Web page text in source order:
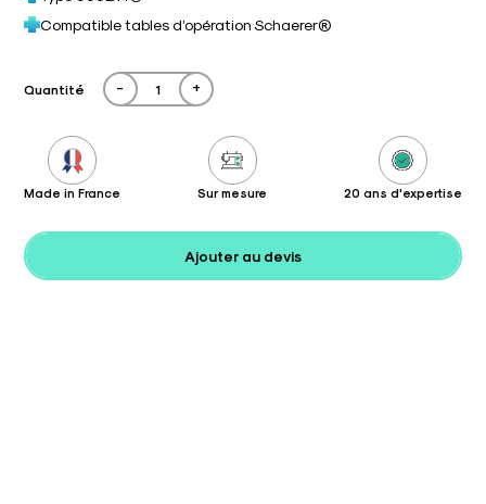
Compatible tables d’opération Schaerer®
Quantité - +
Made in France Sur mesure 20 ans d'expertise
Ajouter au devis